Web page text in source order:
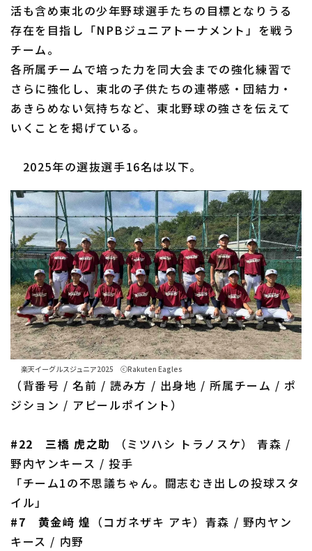
利用規約
運営会社（別ウィンドウで開く） よくある質問
活も含め東北の少年野球選手たちの目標となりうる
存在を目指し「NPBジュニアトーナメント」を戦う
チーム。
各所属チームで培った力を同大会までの強化練習で
さらに強化し、東北の子供たちの連帯感・団結力・
あきらめない気持ちなど、東北野球の強さを伝えて
いくことを掲げている。
2025年の選抜選手16名は以下。
楽天イーグルスジュニア2025 ⓒRakuten Eagles
（背番号 / 名前 / 読み方 / 出身地 / 所属チーム / ポ
ジション / アピールポイント）
#22 三橋 虎之助
（ミツハシ トラノスケ） 青森 /
野内ヤンキース / 投手
「チーム1の不思議ちゃん。闘志むき出しの投球スタ
イル」
#7 黄金﨑 煌 （コガネザキ アキ）青森 / 野内ヤン
キース / 内野